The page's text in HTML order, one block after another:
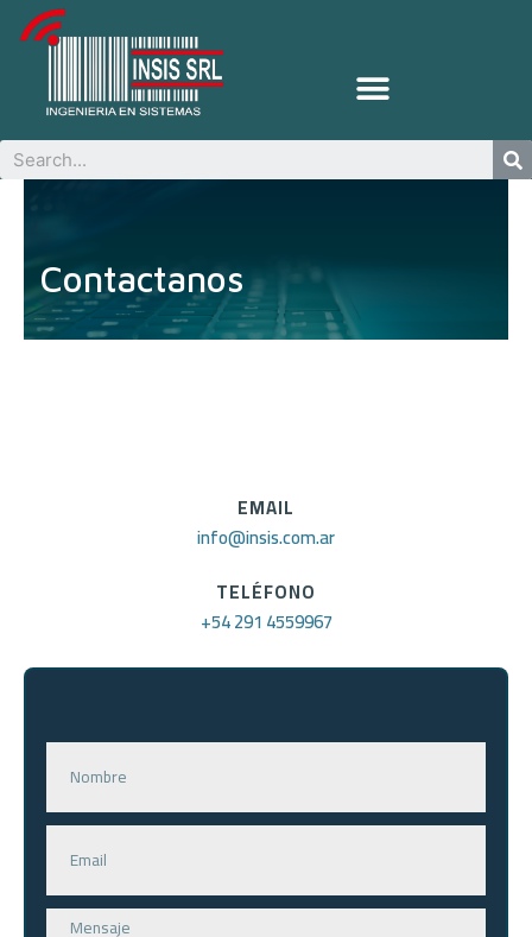
Contactanos
EMAIL
info@insis.com.ar
TELÉFONO
+54 291 4559967